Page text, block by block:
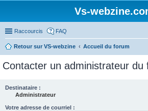
Vs-
Raccourcis FAQ
Retour sur VS-webzine Accueil du forum
Contacter un administrateur du
Destinataire :
Administrateur
Votre adresse de courriel :